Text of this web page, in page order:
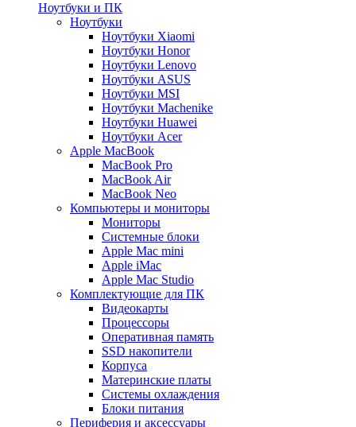
Ноутбуки и ПК
Ноутбуки
Ноутбуки Xiaomi
Ноутбуки Honor
Ноутбуки Lenovo
Ноутбуки ASUS
Ноутбуки MSI
Ноутбуки Machenike
Ноутбуки Huawei
Ноутбуки Acer
Apple MacBook
MacBook Pro
MacBook Air
MacBook Neo
Компьютеры и мониторы
Мониторы
Системные блоки
Apple Mac mini
Apple iMac
Apple Mac Studio
Комплектующие для ПК
Видеокарты
Процессоры
Оперативная память
SSD накопители
Корпуса
Материнские платы
Системы охлаждения
Блоки питания
Периферия и аксессуары